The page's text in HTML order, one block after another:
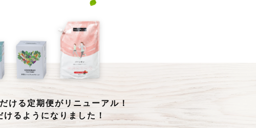
ける定期便がリニューアル！
るようになりました！